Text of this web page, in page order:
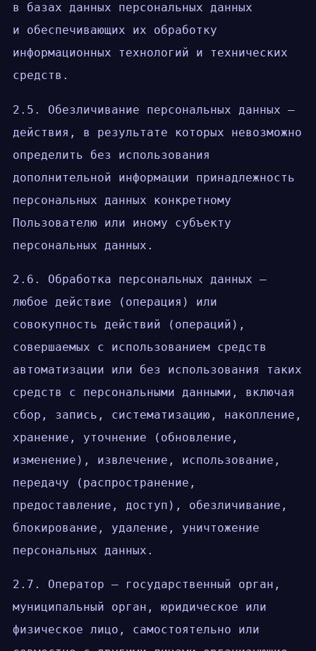
в базах данных персональных данных
и обеспечивающих их обработку
информационных технологий и технических
средств.
2.5. Обезличивание персональных данных —
действия, в результате которых невозможно
определить без использования
дополнительной информации принадлежность
персональных данных конкретному
Пользователю или иному субъекту
персональных данных.
2.6. Обработка персональных данных —
любое действие (операция) или
совокупность действий (операций),
совершаемых с использованием средств
автоматизации или без использования таких
средств с персональными данными, включая
сбор, запись, систематизацию, накопление,
хранение, уточнение (обновление,
изменение), извлечение, использование,
передачу (распространение,
предоставление, доступ), обезличивание,
блокирование, удаление, уничтожение
персональных данных.
2.7. Оператор — государственный орган,
муниципальный орган, юридическое или
физическое лицо, самостоятельно или